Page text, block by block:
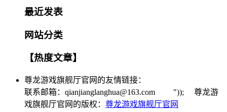
最近发表
网站分类
【热度文章】
尊龙游戏旗舰厅官网的友情链接：
联系邮箱： qianjianglanghua@163.com ")); 尊龙游
戏旗舰厅官网的版权： 尊龙游戏旗舰厅官网